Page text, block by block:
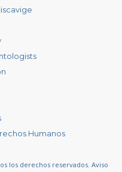
Humanos
los derechos reservados. Aviso